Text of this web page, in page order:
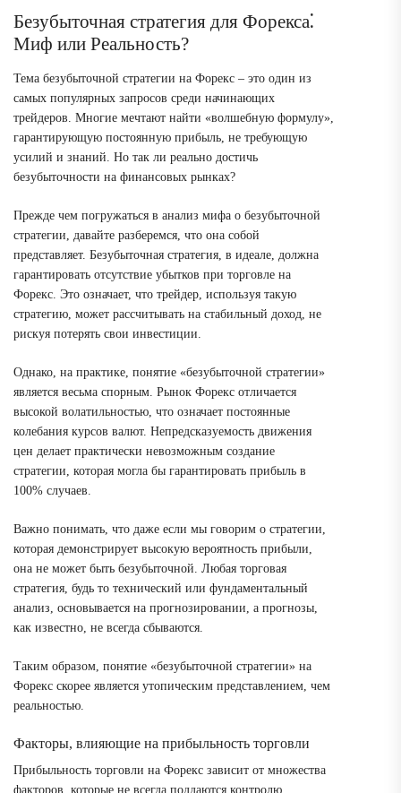
Безубыточная стратегия для Форекса⁚
Миф или Реальность?
Тема безубыточной стратегии на Форекс – это один из
самых популярных запросов среди начинающих
трейдеров. Многие мечтают найти «волшебную формулу»,
гарантирующую постоянную прибыль, не требующую
усилий и знаний. Но так ли реально достичь
безубыточности на финансовых рынках?
Прежде чем погружаться в анализ мифа о безубыточной
стратегии, давайте разберемся, что она собой
представляет. Безубыточная стратегия, в идеале, должна
гарантировать отсутствие убытков при торговле на
Форекс. Это означает, что трейдер, используя такую
стратегию, может рассчитывать на стабильный доход, не
рискуя потерять свои инвестиции.
Однако, на практике, понятие «безубыточной стратегии»
является весьма спорным. Рынок Форекс отличается
высокой волатильностью, что означает постоянные
колебания курсов валют. Непредсказуемость движения
цен делает практически невозможным создание
стратегии, которая могла бы гарантировать прибыль в
100% случаев.
Важно понимать, что даже если мы говорим о стратегии,
которая демонстрирует высокую вероятность прибыли,
она не может быть безубыточной. Любая торговая
стратегия, будь то технический или фундаментальный
анализ, основывается на прогнозировании, а прогнозы,
как известно, не всегда сбываются.
Таким образом, понятие «безубыточной стратегии» на
Форекс скорее является утопическим представлением, чем
реальностью.
Факторы, влияющие на прибыльность торговли
Прибыльность торговли на Форекс зависит от множества
факторов, которые не всегда поддаются контролю